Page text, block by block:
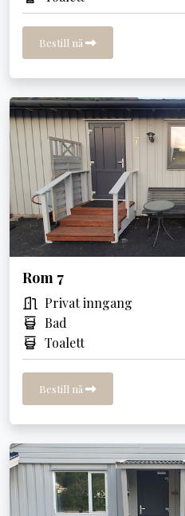
Bestill nå
Rom 7
Privat inngang
Bad
Toalett
Bestill nå